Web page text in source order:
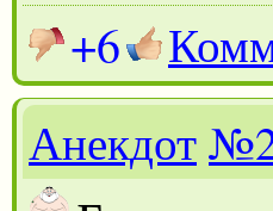
+6
Анекдот